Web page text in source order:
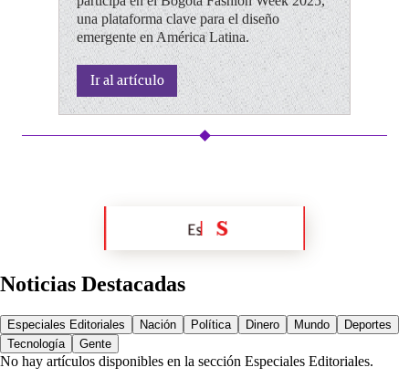
una plataforma clave para el diseño
emergente en América Latina.
Ir al artículo
Noticias Destacadas
Especiales Editoriales Nación Política Dinero Mundo
Deportes
Tecnología
Gente
No hay artículos disponibles en la sección Especiales Editoriales.